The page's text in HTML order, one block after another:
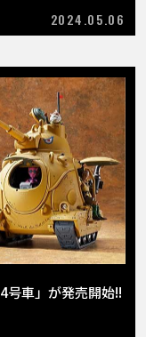
2024.05.06
号車」が発売開始!!